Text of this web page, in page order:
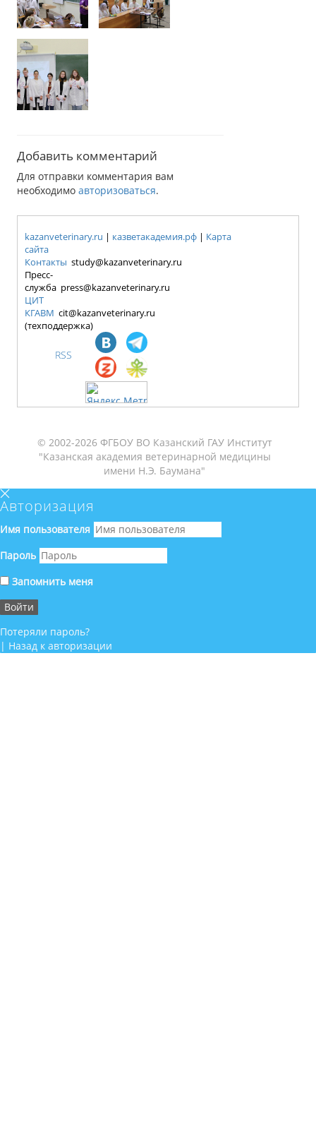
Добавить комментарий
Для отправки комментария вам
необходимо авторизоваться.
kazanveterinary.ru | казветакадемия.рф | Карта
сайта
Контакты study@kazanveterinary.ru
Пресс-
служба press@kazanveterinary.ru
ЦИТ
КГАВМ cit@kazanveterinary.ru
(техподдержка)
RSS
© 2002-2026 ФГБОУ ВО Казанский ГАУ Институт
"Казанская академия ветеринарной медицины
имени Н.Э. Баумана"
Авторизация
Имя пользователя
Пароль
Запомнить меня
Потеряли пароль?
| Назад к авторизации